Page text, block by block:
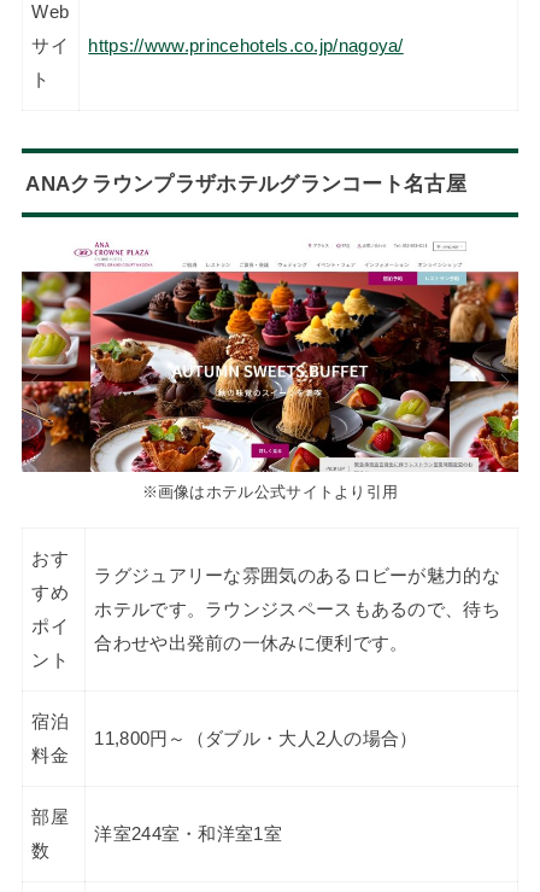
Web
サイ
ト
https://www.princehotels.co.jp/nagoya/
ANAクラウンプラザホテルグランコート名古屋
※画像はホテル公式サイトより引用
おす
すめ
ポイ
ント
ラグジュアリーな雰囲気のあるロビーが魅力的な
ホテルです。ラウンジスペースもあるので、待ち
合わせや出発前の一休みに便利です。
宿泊
料金
11,800円～（ダブル・大人2人の場合）
部屋
数
洋室244室・和洋室1室